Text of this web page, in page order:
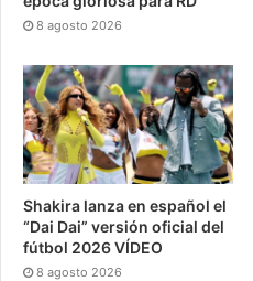
8 agosto 2026
Shakira lanza en español el
“Dai Dai” versión oficial del
fútbol 2026 VÍDEO
8 agosto 2026